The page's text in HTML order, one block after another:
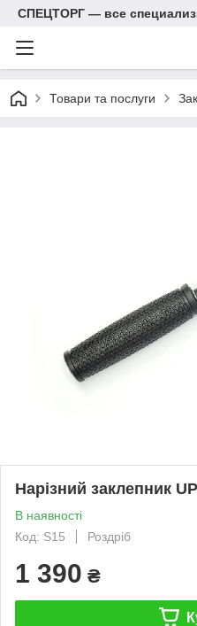
СПЕЦТОРГ — все
Товари та послуги
Нарізний заклепник
В наявності
Код: S15
Роздріб
1 390 ₴